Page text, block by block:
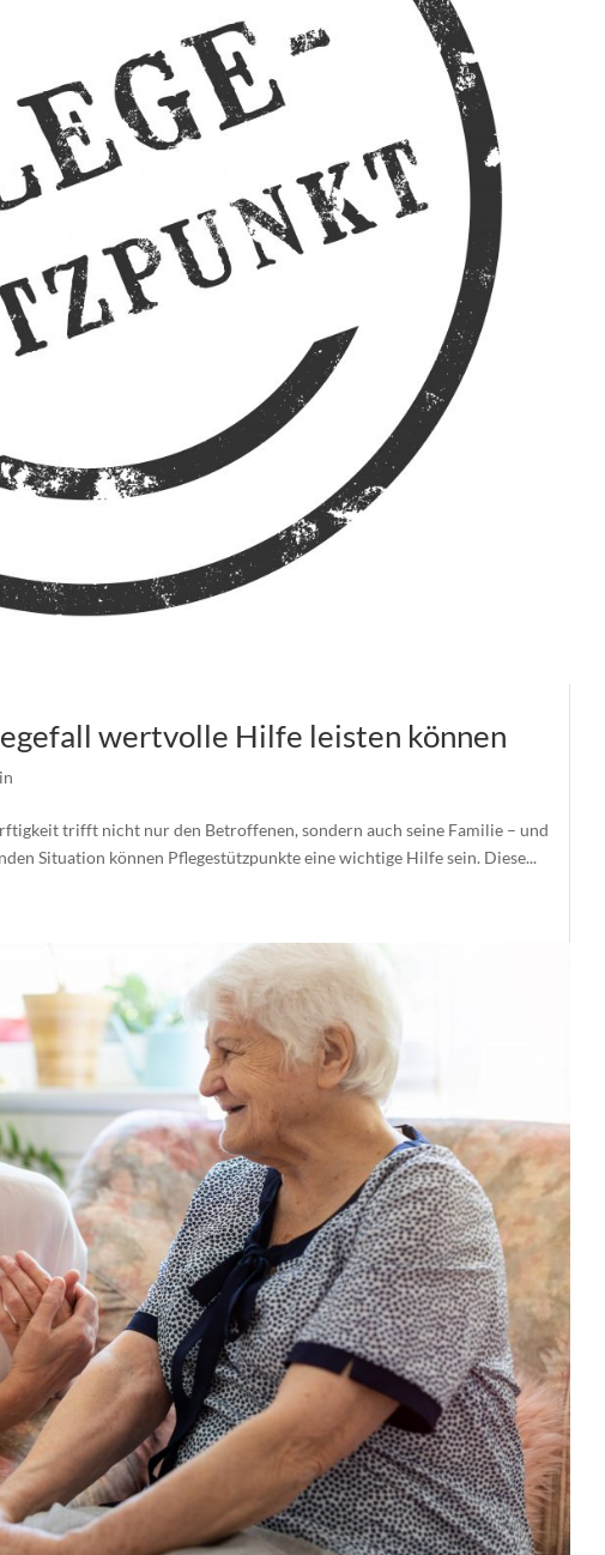
wertvolle Hilfe leisten können
trifft nicht nur den Betroffenen, sondern auch seine Familie – und
Situation können Pflegestützpunkte eine wichtige Hilfe sein. Diese...